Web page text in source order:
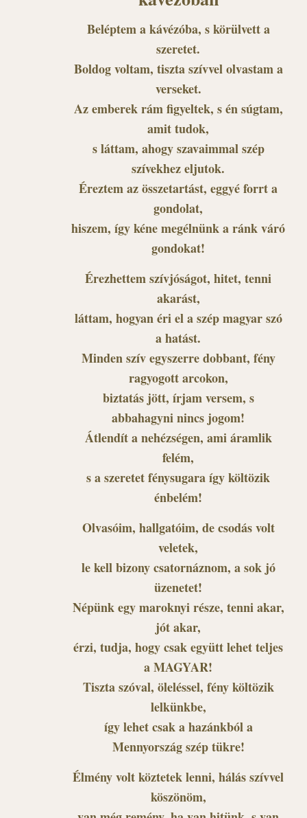
Beléptem a kávézóba, s körülvett a
szeretet.
Boldog voltam, tiszta szívvel olvastam a
verseket.
Az emberek rám figyeltek, s én súgtam,
amit tudok,
s láttam, ahogy szavaimmal szép
szívekhez eljutok.
Éreztem az összetartást, eggyé forrt a
gondolat,
hiszem, így kéne megélnünk a ránk váró
gondokat!
Érezhettem szívjóságot, hitet, tenni
akarást,
láttam, hogyan éri el a szép magyar szó
a hatást.
Minden szív egyszerre dobbant, fény
ragyogott arcokon,
biztatás jött, írjam versem, s
abbahagyni nincs jogom!
Átlendít a nehézségen, ami áramlik
felém,
s a szeretet fénysugara így költözik
énbelém!
Olvasóim, hallgatóim, de csodás volt
veletek,
le kell bizony csatornáznom, a sok jó
üzenetet!
Népünk egy maroknyi része, tenni akar,
jót akar,
érzi, tudja, hogy csak együtt lehet teljes
a MAGYAR!
Tiszta szóval, öleléssel, fény költözik
lelkünkbe,
így lehet csak a hazánkból a
Mennyország szép tükre!
Élmény volt köztetek lenni, hálás szívvel
köszönöm,